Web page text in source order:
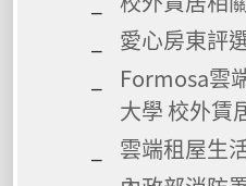
愛心房東評
Formosa雲
大學 校外賃
雲端租屋生